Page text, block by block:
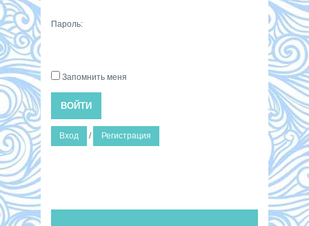
Пароль:
Запомнить меня
ВОЙТИ
Вход / Регистрация